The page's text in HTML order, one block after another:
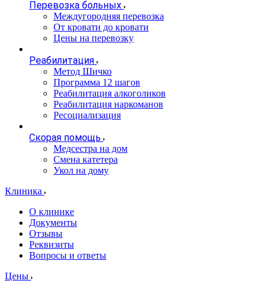
Перевозка больных
Междугородняя перевозка
От кровати до кровати
Цены на перевозку
Реабилитация
Метод Шичко
Программа 12 шагов
Реабилитация алкоголиков
Реабилитация наркоманов
Ресоциализация
Скорая помощь
Медсестра на дом
Смена катетера
Укол на дому
Клиника
О клинике
Документы
Отзывы
Реквизиты
Вопросы и ответы
Цены